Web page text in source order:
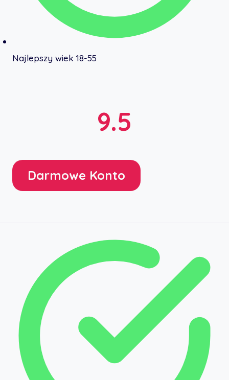
Najlepszy wiek 18-55
9.5
Darmowe Konto